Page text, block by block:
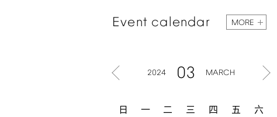
Event calendar MORE
2024 03 MARCH
日 一 二 三 四 五 六